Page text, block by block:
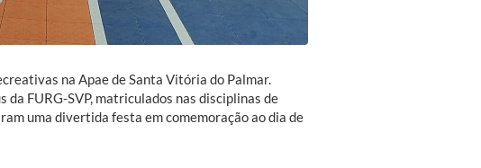
na Apae de Santa Vitória do Palmar.
da FURG-SVP, matriculados nas disciplinas de
uma divertida festa em comemoração ao dia de